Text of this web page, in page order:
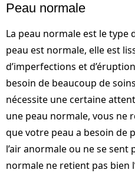
Peau normale
La peau normale est le type
peau est normale, elle est
d’imperfections et
besoin de beaucoup de
nécessite une certaine
une peau normale, vous ne
que votre peau a besoin de
l’air anormale ou ne se sent
normale ne retient pas bien